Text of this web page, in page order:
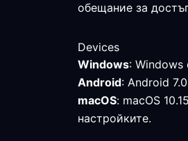
обещание за
Devices
Windows: Windows
Android: Android
macOS: macOS
настройките.